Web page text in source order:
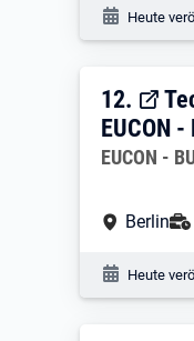
Heute
12.
12.
EUCON
EUCON -
Berlin
Heute